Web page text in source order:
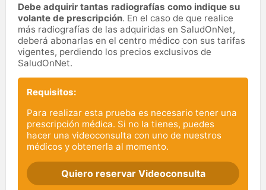
Debe adquirir tantas radiografías como indique su
volante de prescripción. En el caso de que realice
más radiografías de las adquiridas en SaludOnNet,
deberá abonarlas en el centro médico con sus tarifas
vigentes, perdiendo los precios exclusivos de
SaludOnNet.
Requisitos:
Para realizar esta prueba es necesario tener una
prescripción médica. Si no la tienes, puedes
hacer una videoconsulta con uno de nuestros
médicos y obtenerla al momento.
Quiero reservar Videoconsulta